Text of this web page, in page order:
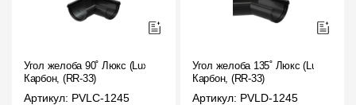
Угол желоба 90˚ Люкс (Lux)
Карбон, (RR-33)
Артикул: PVLC-1245
Угол желоба 135˚ Люкс (Lux)
Карбон, (RR-33)
Артикул: PVLD-1245